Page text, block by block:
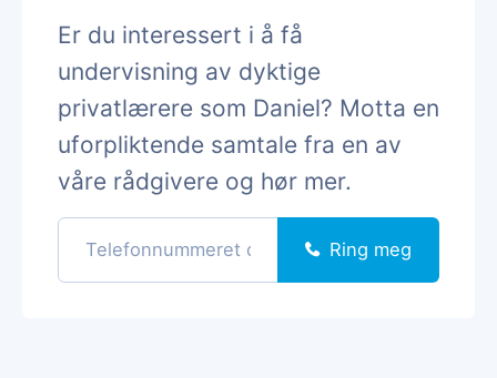
Er du interessert i å få
undervisning av dyktige
privatlærere som Daniel? Motta en
uforpliktende samtale fra en av
våre rådgivere og hør mer.
Ring meg